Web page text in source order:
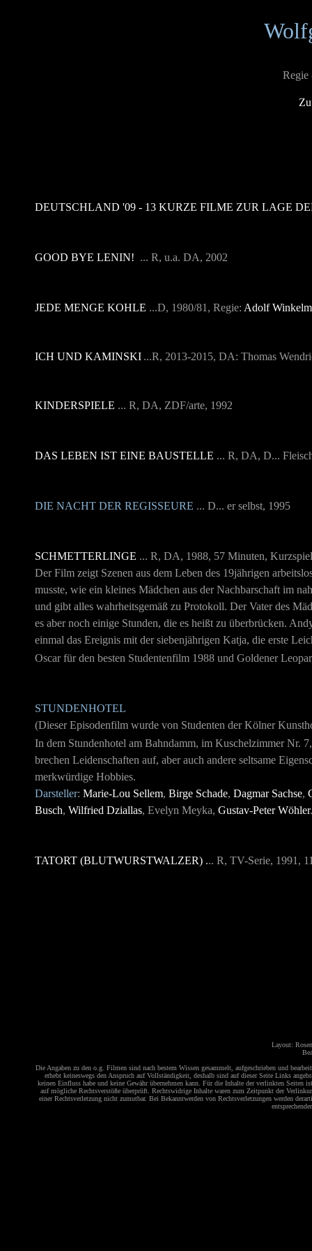
Regie
DEUTSCHLAND '09 - 13 KURZE FILME ZUR LAGE
GOOD BYE LENIN! ... R, u.a. DA, 2002
JEDE MENGE KOHLE ...D, 1980/81, Regie: Adolf
ICH UND KAMINSKI ...R, 2013-2015, DA: Thomas
KINDERSPIELE ... R, DA, ZDF/arte, 1992
DAS LEBEN IST EINE BAUSTELLE ... R, DA, D...
DIE NACHT DER REGISSEURE ... D... er selbst, 1995
SCHMETTERLINGE ... R, DA, 1988, 57 Minuten,
Der Film zeigt Szenen aus dem Leben des 19jährigen
musste, wie ein kleines Mädchen aus der Nachbarschaft im
und gibt alles wahrheitsgemäß zu Protokoll. Der Vater des
es aber noch einige Stunden, die es heißt zu überbrücken.
einmal das Ereignis mit der siebenjährigen Katja, die erste
Oscar für den besten Studentenfilm 1988 und Goldener
STUNDENHOTEL
(Dieser Episodenfilm wurde von Studenten der Kölner
In dem Stundenhotel am Bahndamm, im Kuschelzimmer Nr.
brechen Leidenschaften auf, aber auch andere seltsame
merkwürdige Hobbies.
Darsteller: Marie-Lou Sellem, Birge Schade, Dagmar Sachse,
Busch, Wilfried Dziallas, Evelyn Meyka, Gustav-Peter Wöhler.
TATORT (BLUTWURSTWALZER) ... R, TV-Serie, 1991,
Layout:
Die Angaben zu den o.g. Filmen sind nach bestem Wissen gesammelt, aufgeschrieben und
erhebt keineswegs den Anspruch auf Vollständigkeit, deshalb sind auf dieser Seite Links
keinen Einfluss habe und keine Gewähr übernehmen kann. Für die Inhalte der verlinkten
auf mögliche Rechtsverstöße überprüft. Rechtswidrige Inhalte waren zum Zeitpunkt der
einer Rechtsverletzung nicht zumutbar. Bei Bekanntwerden von Rechtsverletzungen werden